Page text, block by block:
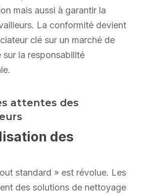
mais aussi à garantir la
La conformité devient
clé sur un marché de
sur la responsabilité
attentes des
des
standard » est révolue. Les
des solutions de nettoyage